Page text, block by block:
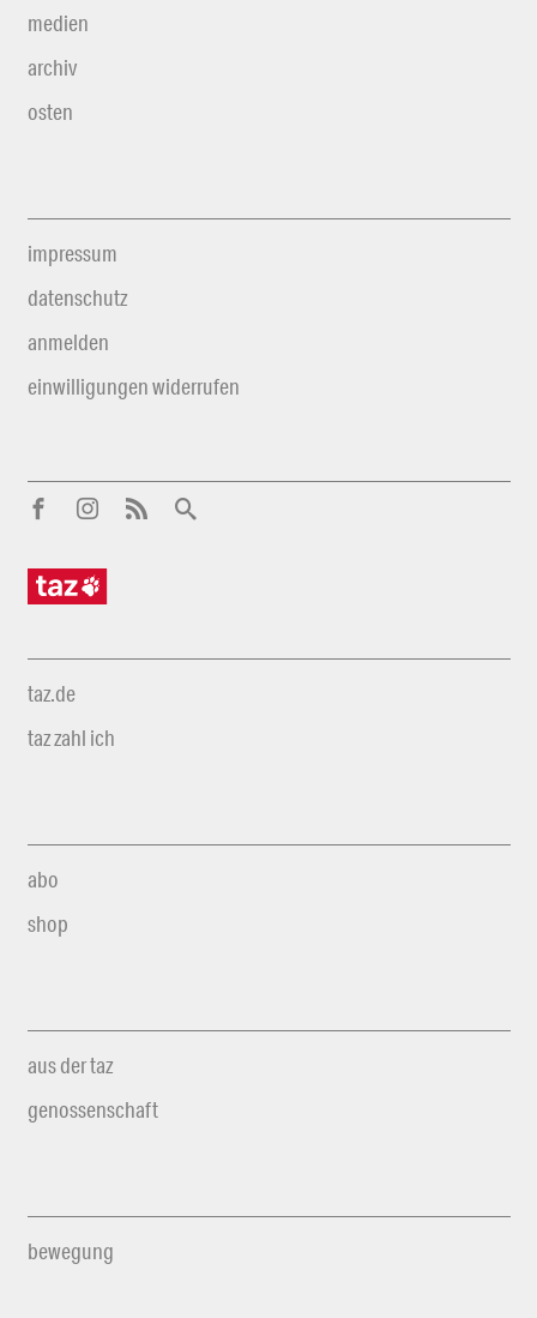
medien
archiv
osten
impressum
datenschutz
anmelden
einwilligungen widerrufen
taz.de
taz zahl ich
abo
shop
aus der taz
genossenschaft
bewegung